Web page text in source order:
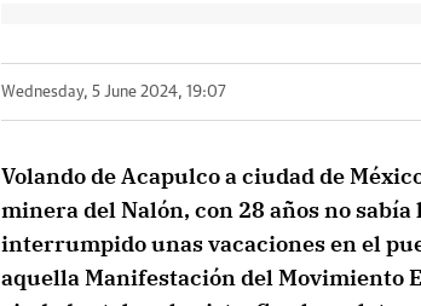
Wednesday, 5 June 2024, 19:07
Volando de Acapulco a ciudad de
minera del Nalón, con 28 años no sabía
interrumpido unas vacaciones en el
aquella Manifestación del Movimiento